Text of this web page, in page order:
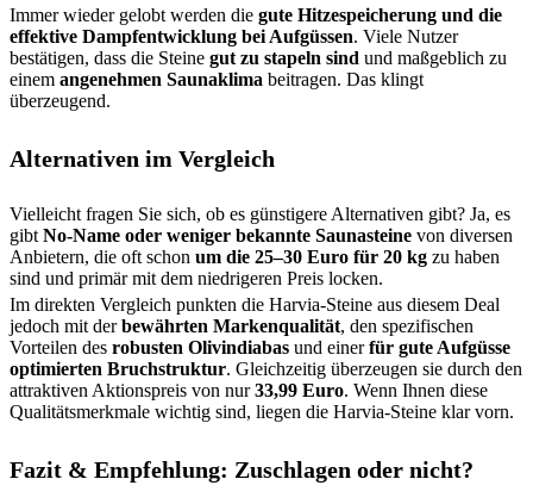
Immer wieder gelobt werden die gute Hitzespeicherung und die
effektive Dampfentwicklung bei Aufgüssen. Viele Nutzer
bestätigen, dass die Steine gut zu stapeln sind und maßgeblich zu
einem angenehmen Saunaklima beitragen. Das klingt
überzeugend.
Alternativen im Vergleich
Vielleicht fragen Sie sich, ob es günstigere Alternativen gibt? Ja, es
gibt No-Name oder weniger bekannte Saunasteine von diversen
Anbietern, die oft schon um die 25–30 Euro für 20 kg zu haben
sind und primär mit dem niedrigeren Preis locken.
Im direkten Vergleich punkten die Harvia-Steine aus diesem Deal
jedoch mit derbewährten Markenqualität, den spezifischen
Vorteilen des robusten Olivindiabas und einerfür gute Aufgüsse
optimierten Bruchstruktur. Gleichzeitig überzeugen sie durch den
attraktiven Aktionspreis von nur33,99 Euro. Wenn Ihnen diese
Qualitätsmerkmale wichtig sind, liegen die Harvia-Steine klar vorn.
Fazit & Empfehlung: Zuschlagen oder nicht?